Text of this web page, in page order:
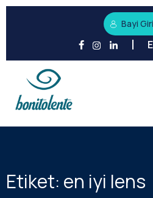
Bayi
Etiket: en iyi lens